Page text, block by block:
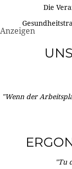
Die
Anzeigen
"Wenn der
"Tu